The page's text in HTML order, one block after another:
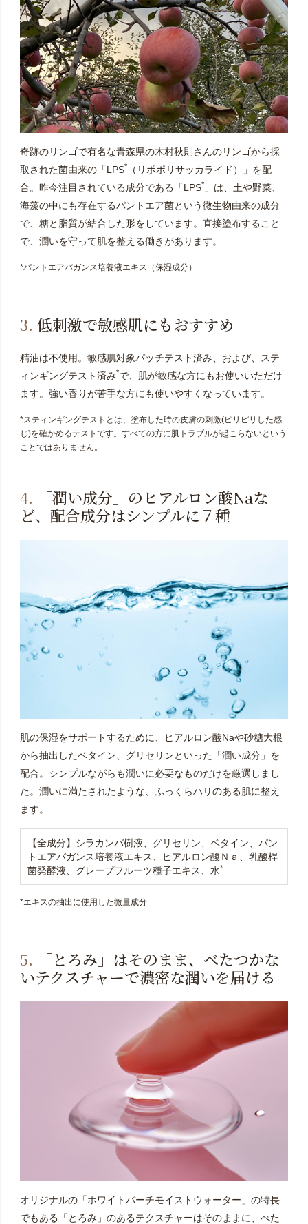
奇跡のリンゴで有名な青森県の木村秋則さんのリンゴから採
取された菌由来の「LPS*（リポポリサッカライド）」を配
合。昨今注目されている成分である「LPS*」は、土や野菜、
海藻の中にも存在するパントエア菌という微生物由来の成分
で、糖と脂質が結合した形をしています。直接塗布すること
で、潤いを守って肌を整える働きがあります。
*パントエアバガンス培養液エキス（保湿成分）
3. 低刺激で敏感肌にもおすすめ
精油は不使用。敏感肌対象パッチテスト済み、および、ステ
ィンギングテスト済み*で、肌が敏感な方にもお使いいただけ
ます。強い香りが苦手な方にも使いやすくなっています。
*スティンギングテストとは、塗布した時の皮膚の刺激(ピリピリした感
じ)を確かめるテストです。すべての方に肌トラブルが起こらないという
ことではありません。
4. 「潤い成分」のヒアルロン酸Naな
ど、配合成分はシンプルに７種
肌の保湿をサポートするために、ヒアルロン酸Naや砂糖大根
から抽出したベタイン、グリセリンといった「潤い成分」を
配合。シンプルながらも潤いに必要なものだけを厳選しまし
た。潤いに満たされたような、ふっくらハリのある肌に整え
ます。
【全成分】シラカンバ樹液、グリセリン、ベタイン、パン
トエアバガンス培養液エキス、ヒアルロン酸Ｎａ、乳酸桿
菌発酵液、グレープフルーツ種子エキス、水*
*エキスの抽出に使用した微量成分
5. 「とろみ」はそのまま、べたつかな
いテクスチャーで濃密な潤いを届ける
オリジナルの「ホワイトバーチモイストウォーター」の特長
でもある「とろみ」のあるテクスチャーはそのままに、べた